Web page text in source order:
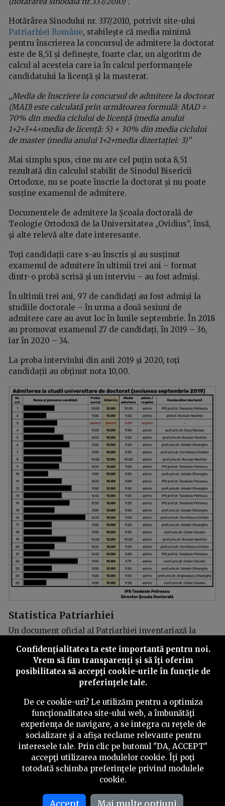
Hotărârea Sinodului nr. 337/2010, potrivit site-ului
Patriarhiei Române, stabilește că media minimă
pentru înscrierea la concursul de admitere la doctorat
este de 8,51 și definește, foarte clar, un algoritm de
calcul al acesteia care ia în calcul performanțele
candidatului la licență și la masterat.
„Media de înscriere la concursul de admitere la doctorat
(MAD) este calculată prin următoarea formulă: MAD =
70% din media ciclului de licență (media anului
1+2+3+4+media de licență: 5) + 30% din media ciclului
de master (media anului 1+2+media dizertației: 3)”
Mai simplu spus, cine nu are cel puțin nota 8,51
rezultată din calculul stabilit de Sinodul Bisericii
Ortodoxe, nu se poate înscrie la doctorat și nu poate
susține examenul de admitere.
Documentele de admitere la Școala doctorală de
Teologie Ortodoxă de la Universitatea „Ovidius”, însă,
și alte relevă alte date interesante.
Toți candidații care s-au înscris și au susținut
examenul de admitere în ultimii trei ani – format
dintr-o probă scrisă și un interviu – au fost admiși.
În ultimii trei ani, 97 de candidați au fost admiși la
studiile doctorale – în urma a două sesiuni de
admitere care au avut loc în lunile septembrie. În 2018
au promovat examenul 27 de candidați, în 2019 – 36,
iar în 2020 – 34.
La proba interviului din anii 2019 și 2020, toți
candidații au obținut nota 10,00.
Statistica Patriarhiei
Un document oficial al Patriarhiei inventariază la
doctoranzi înregistrați în anul universitar 2018-2019 în
cele nouă școli doctorale de teologie ortodoxă.
Tezele acestor doctoranzi erau coordonate, atunci, de
7,22 doctoranzi/coordonator.
Dintre acei 85 de coordonatori listați, o treime – 28,
mai exact – depășeau la acel moment limita de 8
doctoranzi stabilită în Legea Educației din 2011 în
varianta ei inițială. Anularea acestei restricții, în
timpul guvernării Ponta, a permis ca cinci
coordonatori de doctorate în teologie ortodoxă să aibă,
doctoranzi.
Confidenţialitatea ta este importantă pentru noi.
Vrem să fim transparenţi și să îţi oferim
posibilitatea să accepţi cookie-urile în funcţie de
preferinţele tale.
De ce cookie-uri? Le utilizăm pentru a optimiza
funcţionalitatea site-ului web, a îmbunătăţi
experienţa de navigare, a se integra cu reţele de
socializare şi a afişa reclame relevante pentru
interesele tale. Prin clic pe butonul "DA, ACCEPT"
accepţi utilizarea modulelor cookie. Îţi poţi
totodată schimba preferinţele privind modulele
cookie.